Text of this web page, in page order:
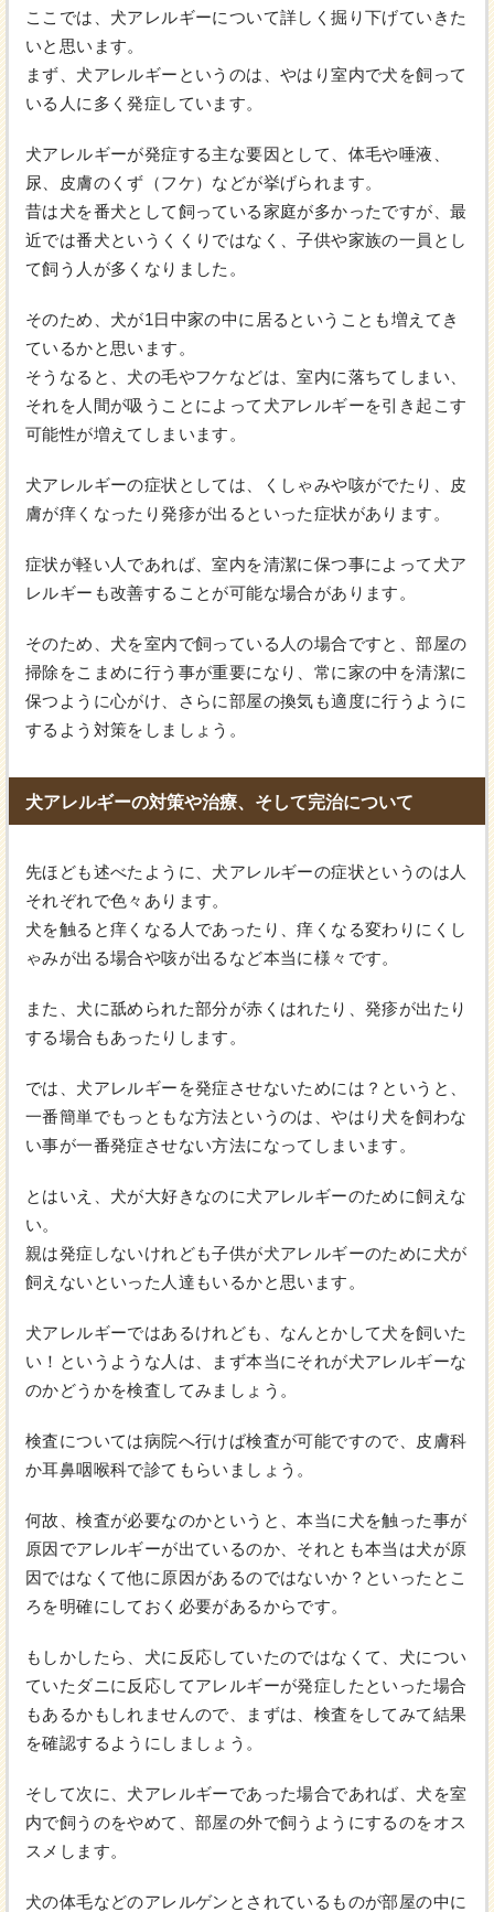
ここでは、犬アレルギーについて詳しく掘り下げていきた
いと思います。
まず、犬アレルギーというのは、やはり室内で犬を飼って
いる人に多く発症しています。
犬アレルギーが発症する主な要因として、体毛や唾液、
尿、皮膚のくず（フケ）などが挙げられます。
昔は犬を番犬として飼っている家庭が多かったですが、最
近では番犬というくくりではなく、子供や家族の一員とし
て飼う人が多くなりました。
そのため、犬が1日中家の中に居るということも増えてき
ているかと思います。
そうなると、犬の毛やフケなどは、室内に落ちてしまい、
それを人間が吸うことによって犬アレルギーを引き起こす
可能性が増えてしまいます。
犬アレルギーの症状としては、くしゃみや咳がでたり、皮
膚が痒くなったり発疹が出るといった症状があります。
症状が軽い人であれば、室内を清潔に保つ事によって犬ア
レルギーも改善することが可能な場合があります。
そのため、犬を室内で飼っている人の場合ですと、部屋の
掃除をこまめに行う事が重要になり、常に家の中を清潔に
保つように心がけ、さらに部屋の換気も適度に行うように
するよう対策をしましょう。
犬アレルギーの対策や治療、そして完治について
先ほども述べたように、犬アレルギーの症状というのは人
それぞれで色々あります。
犬を触ると痒くなる人であったり、痒くなる変わりにくし
ゃみが出る場合や咳が出るなど本当に様々です。
また、犬に舐められた部分が赤くはれたり、発疹が出たり
する場合もあったりします。
では、犬アレルギーを発症させないためには？というと、
一番簡単でもっともな方法というのは、やはり犬を飼わな
い事が一番発症させない方法になってしまいます。
とはいえ、犬が大好きなのに犬アレルギーのために飼えな
い。
親は発症しないけれども子供が犬アレルギーのために犬が
飼えないといった人達もいるかと思います。
犬アレルギーではあるけれども、なんとかして犬を飼いた
い！というような人は、まず本当にそれが犬アレルギーな
のかどうかを検査してみましょう。
検査については病院へ行けば検査が可能ですので、皮膚科
か耳鼻咽喉科で診てもらいましょう。
何故、検査が必要なのかというと、本当に犬を触った事が
原因でアレルギーが出ているのか、それとも本当は犬が原
因ではなくて他に原因があるのではないか？といったとこ
ろを明確にしておく必要があるからです。
もしかしたら、犬に反応していたのではなくて、犬につい
ていたダニに反応してアレルギーが発症したといった場合
もあるかもしれませんので、まずは、検査をしてみて結果
を確認するようにしましょう。
そして次に、犬アレルギーであった場合であれば、犬を室
内で飼うのをやめて、部屋の外で飼うようにするのをオス
スメします。
犬の体毛などのアレルゲンとされているものが部屋の中に